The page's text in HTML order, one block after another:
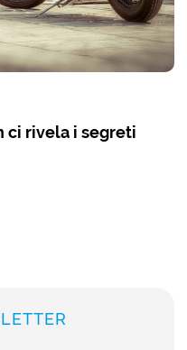
ci rivela i segreti